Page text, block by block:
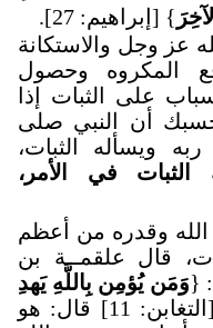
} [إبراهيم: 27].
عز وجل والاستكانة
المكروه وحصول
على الثبات إذا
أن النبي صلى
ويسأله الثبات،
الثبات في الأمر،
وقدره من أعظم
قال علقمــة بن
{وَمَن يُؤمِن بِاللَّهِ يَهدِ
} [التغابن: 11] قال: هو